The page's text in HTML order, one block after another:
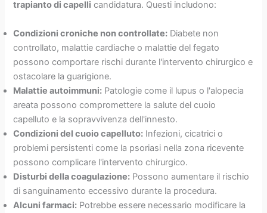
trapianto di capelli candidatura. Questi includono:
Condizioni croniche non controllate: Diabete non
controllato, malattie cardiache o malattie del fegato
possono comportare rischi durante l'intervento chirurgico e
ostacolare la guarigione.
Malattie autoimmuni: Patologie come il lupus o l'alopecia
areata possono compromettere la salute del cuoio
capelluto e la sopravvivenza dell'innesto.
Condizioni del cuoio capelluto: Infezioni, cicatrici o
problemi persistenti come la psoriasi nella zona ricevente
possono complicare l'intervento chirurgico.
Disturbi della coagulazione: Possono aumentare il rischio
di sanguinamento eccessivo durante la procedura.
Alcuni farmaci: Potrebbe essere necessario modificare la